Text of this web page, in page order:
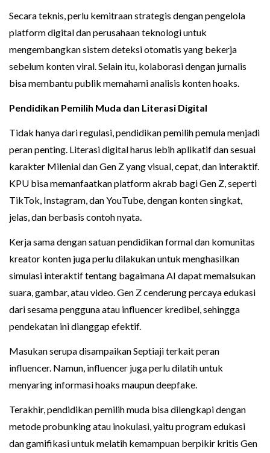
Secara teknis, perlu kemitraan strategis dengan pengelola
platform digital dan perusahaan teknologi untuk
mengembangkan sistem deteksi otomatis yang bekerja
sebelum konten viral. Selain itu, kolaborasi dengan jurnalis
bisa membantu publik memahami analisis konten hoaks.
Pendidikan Pemilih Muda dan Literasi Digital
Tidak hanya dari regulasi, pendidikan pemilih pemula menjadi
peran penting. Literasi digital harus lebih aplikatif dan sesuai
karakter Milenial dan Gen Z yang visual, cepat, dan interaktif.
KPU bisa memanfaatkan platform akrab bagi Gen Z, seperti
TikTok, Instagram, dan YouTube, dengan konten singkat,
jelas, dan berbasis contoh nyata.
Kerja sama dengan satuan pendidikan formal dan komunitas
kreator konten juga perlu dilakukan untuk menghasilkan
simulasi interaktif tentang bagaimana AI dapat memalsukan
suara, gambar, atau video. Gen Z cenderung percaya edukasi
dari sesama pengguna atau influencer kredibel, sehingga
pendekatan ini dianggap efektif.
Masukan serupa disampaikan Septiaji terkait peran
influencer. Namun, influencer juga perlu dilatih untuk
menyaring informasi hoaks maupun deepfake.
Terakhir, pendidikan pemilih muda bisa dilengkapi dengan
metode probunking atau inokulasi, yaitu program edukasi
dan gamifikasi untuk melatih kemampuan berpikir kritis Gen